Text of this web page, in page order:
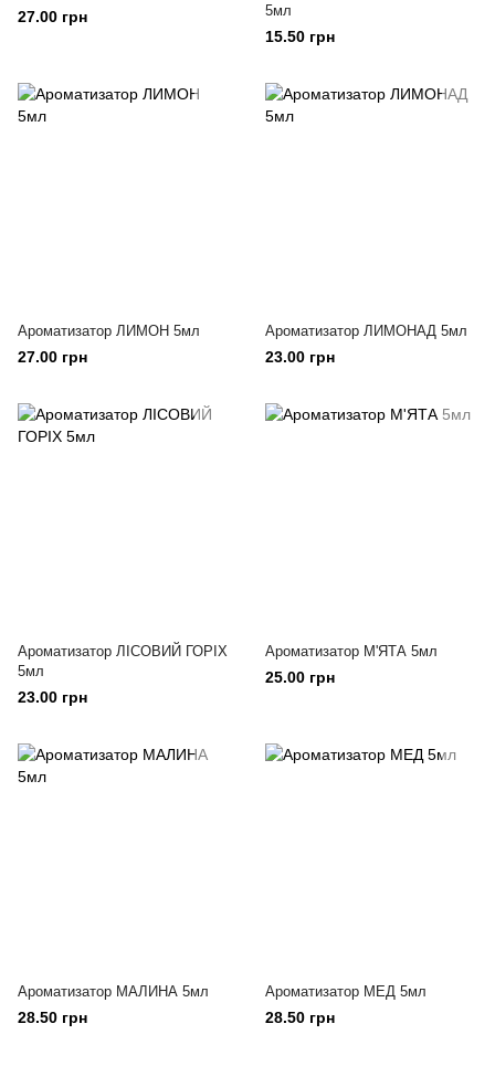
27.00 грн
5мл
15.50 грн
Ароматизатор ЛИМОН 5мл
27.00 грн
Ароматизатор ЛИМОНАД 5мл
23.00 грн
Ароматизатор ЛІСОВИЙ ГОРІХ
5мл
23.00 грн
Ароматизатор М'ЯТА 5мл
25.00 грн
Ароматизатор МАЛИНА 5мл
28.50 грн
Ароматизатор МЕД 5мл
28.50 грн